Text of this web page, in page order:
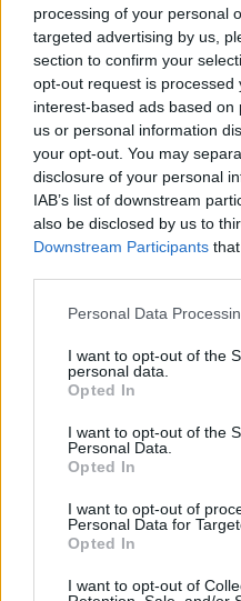
processing of your personal
targeted advertising by us,
section to confirm your
opt-out request is processed
interest-based ads based
us or personal information
your opt-out. You may
disclosure of your personal
IAB’s list of downstream
also be disclosed by us to
Downstream Participants
Please note that this
not limited to your visit or
grant or deny consent to
use your data for below
consent section.
Personal Data
I want to opt-out of the
personal data.
Opted In
I want to opt-out of the
Personal Data.
Opted In
I want to opt-out of
Personal Data for
Opted In
I want to opt-out of
KÉT RÉSZLETBEN
ISKOLAKEZDÉSI
IGÉNYELNI
Magyar Államkincstár, a
formájában érkezik.